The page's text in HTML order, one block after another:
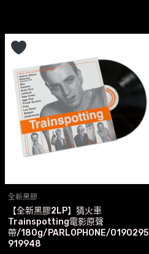
全新黑膠
【全新黑膠2LP】猜火車
Trainspotting電影原聲
帶/180g/PARLOPHONE/0190295
919948